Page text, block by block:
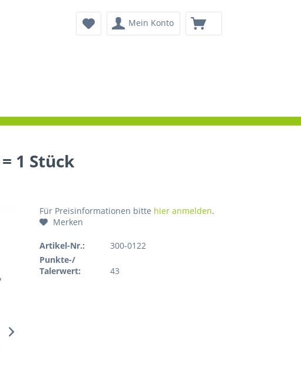
Mein Konto
1 Stück
Für Preisinformationen bitte hier anmelden.
Merken
Artikel-Nr.:
300-0122
Punkte-/
Talerwert:
43